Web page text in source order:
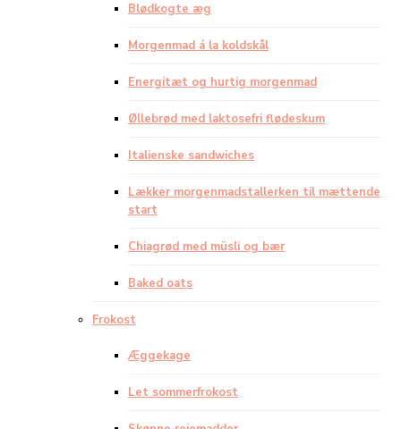
Blødkogte æg
Morgenmad á la koldskål
Energitæt og hurtig morgenmad
Øllebrød med laktosefri flødeskum
Italienske sandwiches
Lækker morgenmadstallerken til mættende
start
Chiagrød med müsli og bær
Baked oats
Frokost
Æggekage
Let sommerfrokost